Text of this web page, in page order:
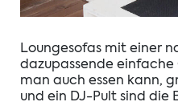
Loungesofas mit einer
dazupassende einfache
man auch essen kann,
und ein DJ-Pult sind die